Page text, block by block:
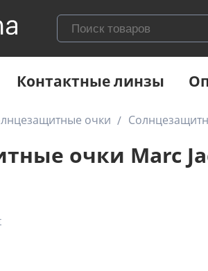
Контактные линзы
очки
очки Marc